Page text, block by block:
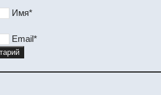
Имя*
Email*